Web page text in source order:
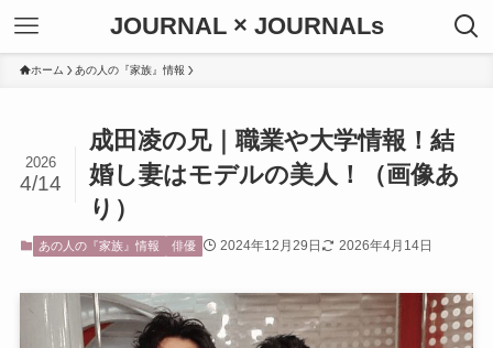
JOURNAL × JOURNALs
ホーム あの人の『家族』情報
成田凌の兄｜職業や大学情報！結
婚し妻はモデルの美人！（画像あ
り）
2026
4/14
あの人の『家族』情報 俳優 2024年12月29日 2026年4月14日